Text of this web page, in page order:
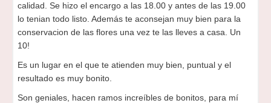
calidad. Se hizo el encargo a las 18.00 y antes de las 19.00
lo tenian todo listo. Además te aconsejan muy bien para la
conservacion de las flores una vez te las lleves a casa. Un
10!
Es un lugar en el que te atienden muy bien, puntual y el
resultado es muy bonito.
Son geniales, hacen ramos increíbles de bonitos, para mí